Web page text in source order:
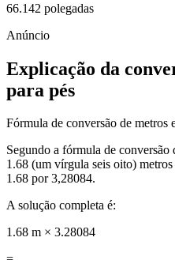
66.142 polegadas
Explicação da
para pés
Fórmula de conversão de metros
Segundo a fórmula de conversão
1.68 (um vírgula seis oito)
1.68 por 3,28084.
A solução completa é:
1.68 m × 3.28084